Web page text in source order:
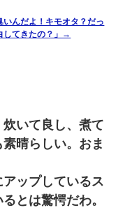
の匂い」が鼻につくも
人奥「素敵なアンティ
ｗｗｗ」と断った女性
荒れ狂い、｢嫁さん、俺
った→
きた結果
んだよ！キモオタ？だっ
してきたの？」→
いて良し、煮て
晴らしい。おま
ップしているス
とは驚愕だわ。